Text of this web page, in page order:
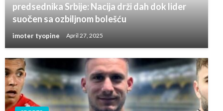
predsednika Srbije: Nacija drži dah dok lider
suočen sa ozbiljnom bolešću
imoter tyopine April 27, 2025